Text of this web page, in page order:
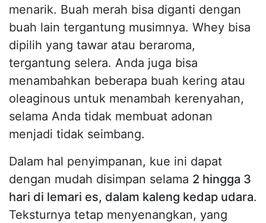
menarik. Buah merah bisa diganti dengan
buah lain tergantung musimnya. Whey bisa
dipilih yang tawar atau beraroma,
tergantung selera. Anda juga bisa
menambahkan beberapa buah kering atau
oleaginous untuk menambah kerenyahan,
selama Anda tidak membuat adonan
menjadi tidak seimbang.
Dalam hal penyimpanan, kue ini dapat
dengan mudah disimpan selama 2 hingga 3
hari di lemari es, dalam kaleng kedap udara.
Teksturnya tetap menyenangkan, yang